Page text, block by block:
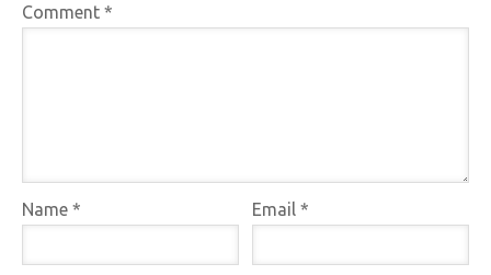
Comment *
Name * Email*